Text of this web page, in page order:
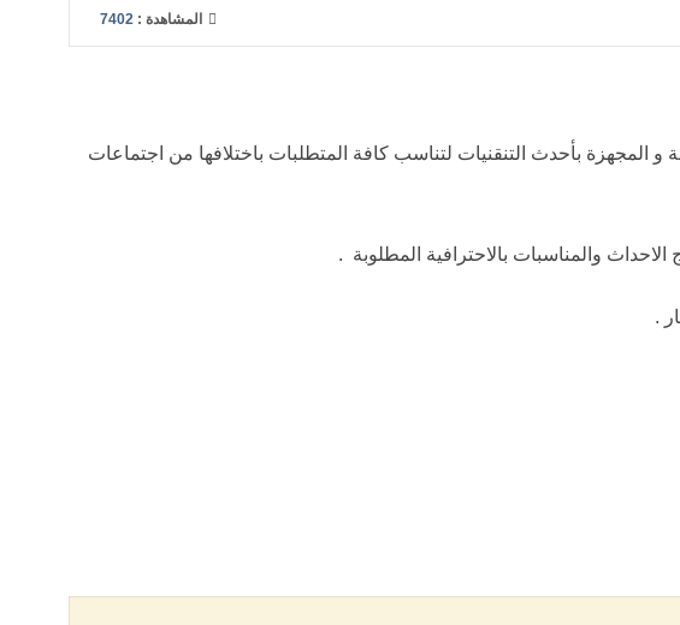
المشاهدة : 7402
و المجهزة بأحدث التنقنيات لتناسب كافة المتطلبات باختلافها من اجتماعات
والمناسبات بالاحترافية المطلوبة .
.